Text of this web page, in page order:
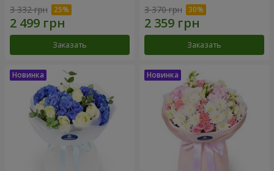
3 332 грн
Заказать
3 370 грн
Заказать